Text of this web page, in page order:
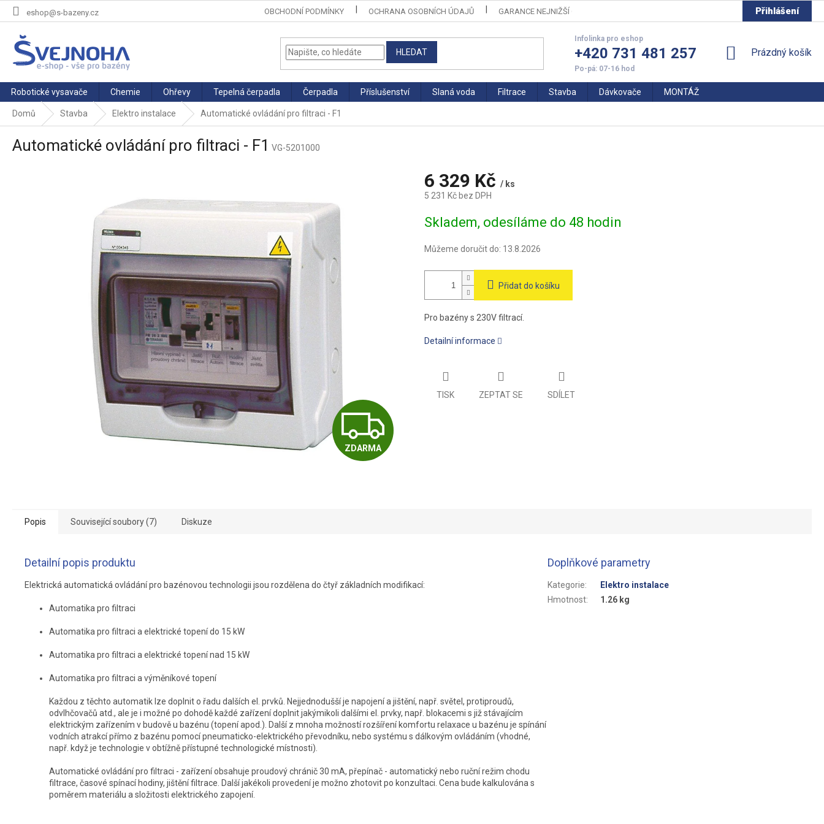
Přejít
eshop@s-bazeny.cz OBCHODNÍ PODMÍNKY OCHRANA OSOBNÍCH ÚDAJŮ GARANCE NEJNIŽŠÍ CENY Přihlášení
HLEDAT +420 731 481 257
NÁKUPNÍ
Prázdný košík
Robotické vysavače Chemie Ohřevy Tepelná čerpadla Čerpadla Příslušenství Slaná voda Filtrace Stavba Dávkovače MONTÁŽ
Domů Stavba Elektro instalace Automatické ovládání pro filtraci - F1
Automatické ovládání pro filtraci - F1 VG-5201000
Z
D
M
ZDARMA
6 329 Kč / ks
5 231 Kč bez DPH
cena:
Skladem, odesíláme do 48 hodin
Můžeme doručit do: 13.8.2026
Přidat do košíku
Pro bazény s 230V filtrací.
Detailní informace
TISK ZEPTAT SE SDÍLET
Popis Související soubory (7) Diskuze
Detailní popis produktu
Elektrická automatická ovládání pro bazénovou technologii jsou rozdělena do čtyř základních modifikací:
Automatika pro filtraci
Automatika pro filtraci a elektrické topení do 15 kW
Automatika pro filtraci a elektrické topení nad 15 kW
Automatika pro filtraci a výměníkové topení
Každou z těchto automatik lze doplnit o řadu dalších el. prvků. Nejjednodušší je napojení a jištění, např. světel, protiproudů,
odvlhčovačů atd., ale je i možné po dohodě každé zařízení doplnit jakýmikoli dalšími el. prvky, např. blokacemi s již stávajícím
elektrickým zařízením v budově u bazénu (topení apod.). Další z mnoha možností rozšíření komfortu relaxace u bazénu je spínání
vodních atrakcí přímo z bazénu pomocí pneumaticko-elektrického převodníku, nebo systému s dálkovým ovládáním (vhodné,
např. když je technologie v obtížně přístupné technologické místnosti).
Automatické ovládání pro filtraci - zařízení obsahuje proudový chránič 30 mA, přepínač - automatický nebo ruční režim chodu
filtrace, časové spínací hodiny, jištění filtrace. Další jakékoli provedení je možno zhotovit po konzultaci. Cena bude kalkulována s
poměrem materiálu a složitosti elektrického zapojení.
Doplňkové parametry
Kategorie:
Elektro instalace
Hmotnost: 1.26 kg